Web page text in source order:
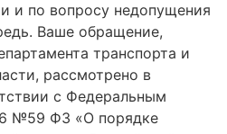
и по вопросу недопущения
Ваше обращение,
транспорта и
рассмотрено в
с Федеральным
№59 ФЗ «О порядке